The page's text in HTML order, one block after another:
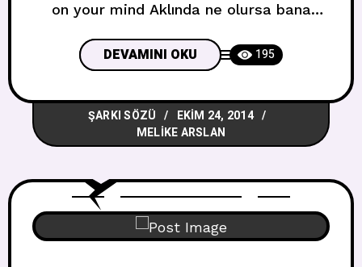
on your mind Aklında ne olursa bana
gel utanma This is perfect time (x2)
Mükemmel zaman Ok we down this
empty house (NAKARAT) Tamam boş
evin aşağısındayız Hit
DEVAMINI OKU 195
ŞARKI SÖZÜ
EKIM 24, 2014
MELIKE ARSLAN